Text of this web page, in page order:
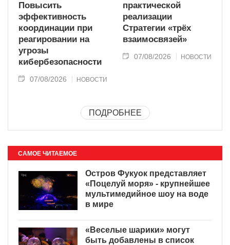
Повысить
эффективность
координации при
реагировании на
угрозы
кибербезопасности
07/08/2026 НОВОСТИ
практической
реализации
Стратегии «трёх
взаимосвязей»
07/08/2026 НОВОСТИ
ПОДРОБНЕЕ
САМОЕ ЧИТАЕМОЕ
Остров Фукуок представляет
«Поцелуй моря» - крупнейшее
мультимедийное шоу на воде
в мире
«Веселые шарики» могут
быть добавлены в список